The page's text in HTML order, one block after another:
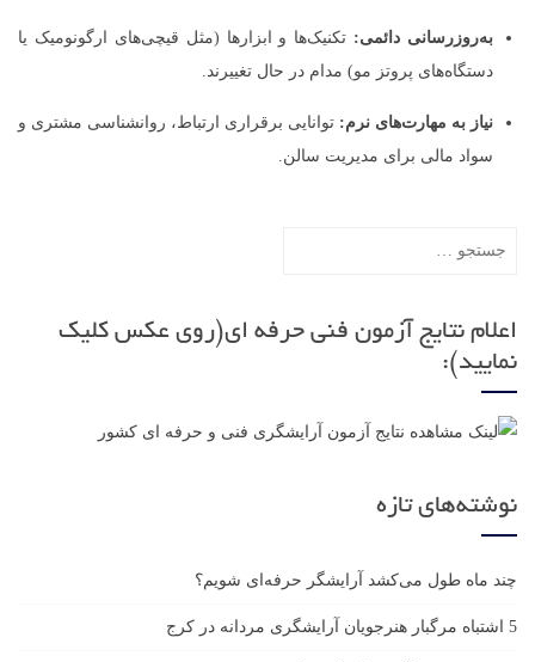
به‌روزرسانی دائمی: تکنیک‌ها و ابزارها (مثل قیچی‌های ارگونومیک یا
دستگاه‌های پروتز مو) مدام در حال تغییرند.
نیاز به مهارت‌های نرم: توانایی برقراری ارتباط، روانشناسی مشتری و
سواد مالی برای مدیریت سالن.
اعلام نتایج آزمون فنی حرفه ای(روی عکس کلیک
نمایید):
نوشته‌های تازه
چند ماه طول می‌کشد آرایشگر حرفه‌ای شویم؟
5 اشتباه مرگبار هنرجویان آرایشگری مردانه در کرج